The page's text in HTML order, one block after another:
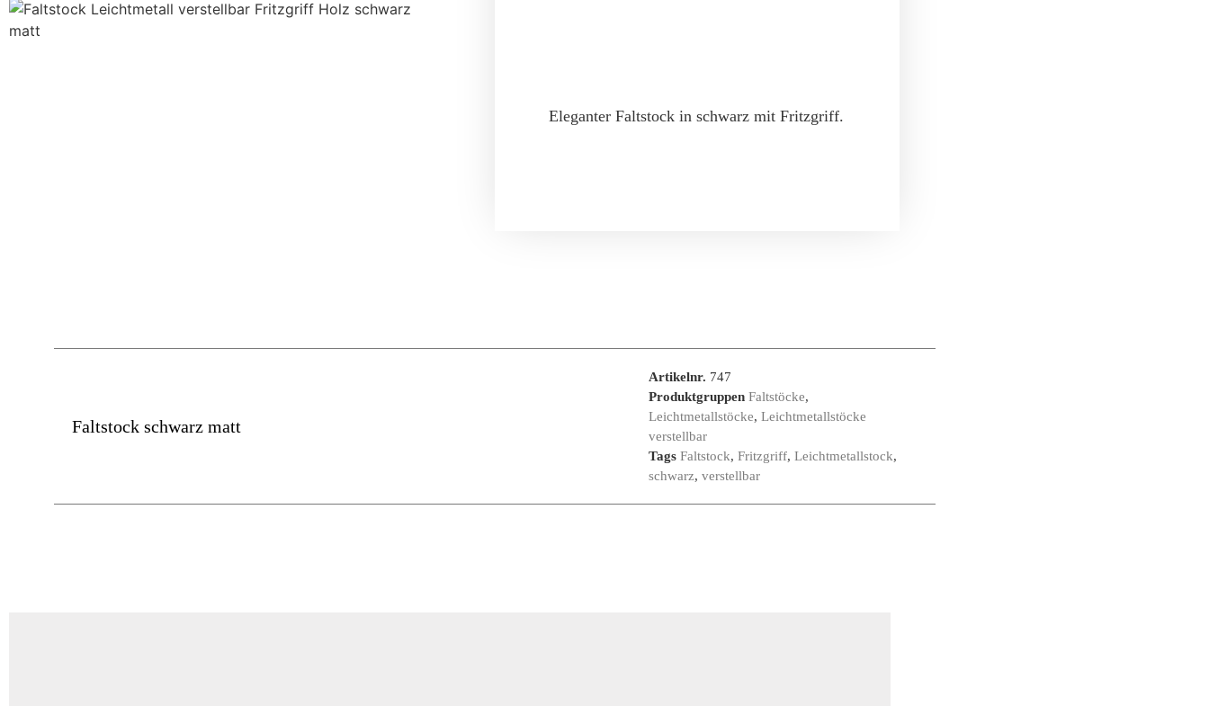
Eleganter Faltstock in schwarz mit Fritzgriff.
Faltstock schwarz matt
Artikelnr. 747
Produktgruppen Faltstöcke,
Leichtmetallstöcke, Leichtmetallstöcke
verstellbar
Tags Faltstock, Fritzgriff, Leichtmetallstock,
schwarz, verstellbar